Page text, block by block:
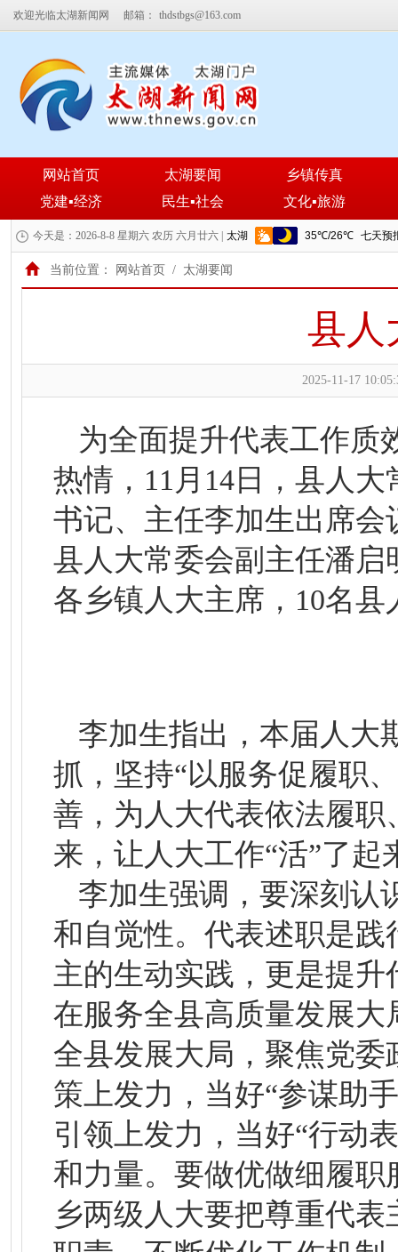
欢迎光临太湖新闻网 邮箱： thdstbgs@163.com
网站首页 太湖要闻
乡镇传真
党建▪经济
民生▪社会 文化▪旅游
今天是：2026-8-8 星期六 农历 六月廿六 |
当前位置： 网站首页 / 太湖要闻
县人
2025-11-17
为全面提升代表工作质
热情，11月14日，县人
书记、主任李加生出席
县人大常委会副主任潘
各乡镇人大主席，10名
李加生指出，本届人大
抓，坚持“以服务促履职
善，为人大代表依法履职
来，让人大工作“活”了起
李加生强调，要深刻认
和自觉性。代表述职是
主的生动实践，更是提
在服务全县高质量发展
全县发展大局，聚焦党
策上发力，当好“参谋助
引领上发力，当好“行动
和力量。要做优做细履
乡两级人大要把尊重代